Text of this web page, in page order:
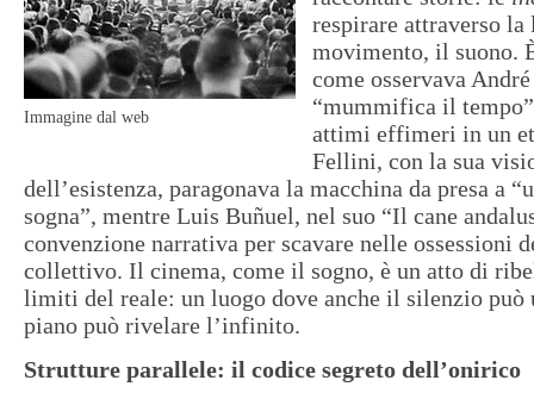
Immagine dal web
respirare attraverso la
movimento, il suono.
come osservava
“mummifica il
attimi effimeri in un
Fellini, con la sua
dell’esistenza, paragonava la macchina da presa a
sogna”, mentre Luis Buñuel, nel suo “Il cane
convenzione narrativa per scavare nelle ossessioni
collettivo. Il cinema, come il sogno, è un atto di
limiti del reale: un luogo dove anche il silenzio può
piano può rivelare l’infinito.
Strutture parallele: il codice segreto dell’onirico